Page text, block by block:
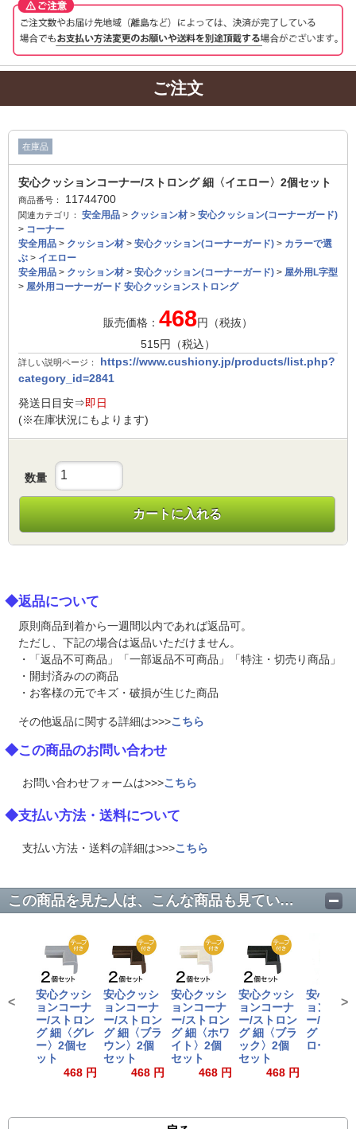
ご注文
在庫品
安心クッションコーナー/ストロング 細〈イエロー〉2個セット
商品番号： 11744700
関連カテゴリ： 安全用品 > クッション材 > 安心クッション(コーナーガード)
> コーナー
安全用品 > クッション材 > 安心クッション(コーナーガード) > カラーで選
ぶ > イエロー
安全用品 > クッション材 > 安心クッション(コーナーガード) > 屋外用L字型
> 屋外用コーナーガード 安心クッションストロング
販売価格： 468円（税抜）
515円（税込）
詳しい説明ページ：
https://www.cushiony.jp/products/list.php?
category_id=2841
発送日目安⇒即日
(※在庫状況にもよります)
数量
カートに入れる
◆返品について
原則商品到着から一週間以内であれば返品可。
ただし、下記の場合は返品いただけません。
・「返品不可商品」「一部返品不可商品」「特注・切売り商品」
・開封済みのの商品
・お客様の元でキズ・破損が生じた商品
その他返品に関する詳細は>>>こちら
◆この商品のお問い合わせ
お問い合わせフォームは>>>こちら
◆支払い方法・送料について
支払い方法・送料の詳細は>>>こちら
この商品を見た人は、こんな商品も見ています。
安心クッシ
ョンコーナ
ー/ストロン
グ 細〈グレ
ー〉2個セ
ット
468 円
安心クッシ
ョンコーナ
ー/ストロン
グ 細〈ブラ
ウン〉2個
セット
468 円
安心クッシ
ョンコーナ
ー/ストロン
グ 細〈ホワ
イト〉2個
セット
468 円
安心クッシ
ョンコーナ
ー/ストロン
グ 細〈ブラ
ック〉2個
セット
468 円
安心クッ
ョンコー
ー/ストロ
グ 細〈イ
ロー〉
< >